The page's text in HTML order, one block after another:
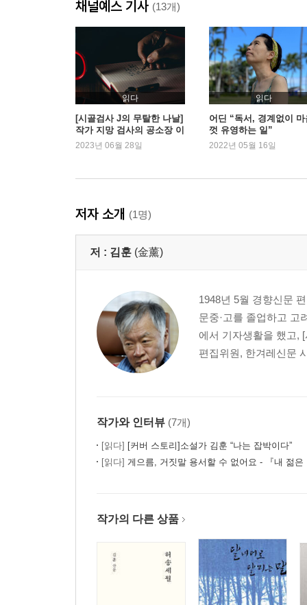
채널예스 기사 (13개)
읽다
[시골검사 J의 무탈한 나날]
작가 지망 검사의 공소장 이
야기
2023년 06월 28일
읽다
어딘 “독서, 경계없이 마
껏 유영하는 일”
2022년 05월 16일
저자 소개 (1명)
저 : 김훈 (金薰)
1948년 5월 경향신문
문중·고를 졸업하고 고
에서 기자생활을 했고,
편집위원, 한겨레신문
작가와 인터뷰 (7개)
[읽다] [커버 스토리]소설가 김훈 “나는 잡박이다”
[읽다] 게으름, 거짓말 용서할 수 없어요 - 『내 젊은
작가의 다른 상품